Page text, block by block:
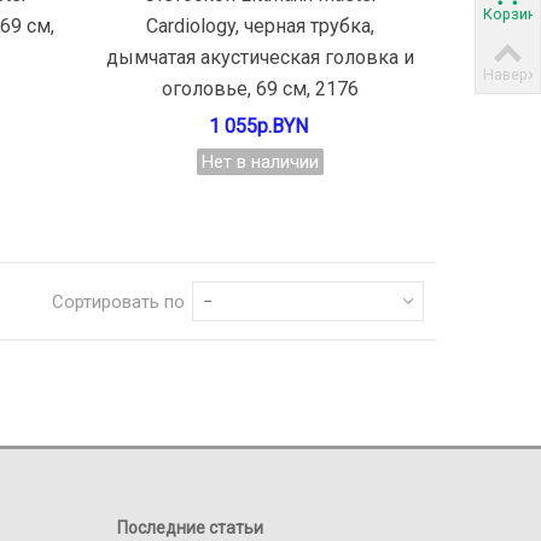
см,
Cardiology, черная трубка,
дымчатая акустическая головка и
оголовье, 69 см, 2176
1 055р.BYN
Нет в наличии
Сортировать по --
Последние статьи
Наверх